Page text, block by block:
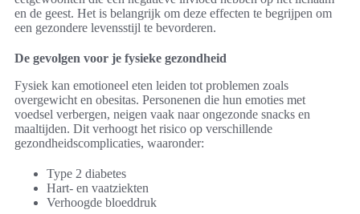
en de geest. Het is belangrijk om deze effecten te begrijpen om
een gezondere levensstijl te bevorderen.
De gevolgen voor je fysieke gezondheid
Fysiek kan emotioneel eten leiden tot problemen zoals
overgewicht en obesitas. Personenen die hun emoties met
voedsel verbergen, neigen vaak naar ongezonde snacks en
maaltijden. Dit verhoogt het risico op verschillende
gezondheidscomplicaties, waaronder:
Type 2 diabetes
Hart- en vaatziekten
Verhoogde bloeddruk